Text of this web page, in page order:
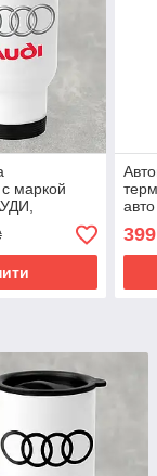
маркой
біла
399